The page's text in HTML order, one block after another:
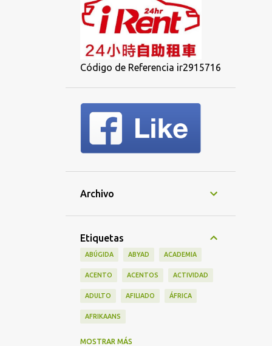
Código de Referencia ir2915716
Archivo
Etiquetas
ABÚGIDA ABYAD ACADEMIA
ACENTO ACENTOS ACTIVIDAD
ADULTO AFILIADO ÁFRICA
AFRIKAANS
MOSTRAR MÁS